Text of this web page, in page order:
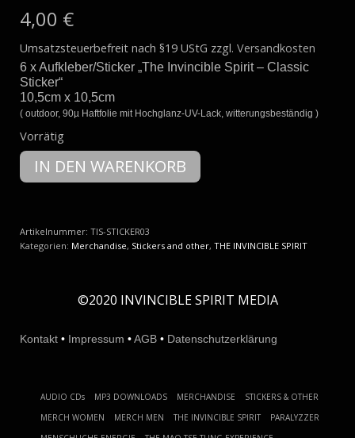
SHOP
4,00 €
Umsatzsteuerbefreit nach §19 UStG zzgl. Versandkosten
6 x Aufkleber/Sticker „The Invincible Spirit – Classic
Sticker“
10,5cm x 10,5cm
( outdoor, 90µ Haftfolie mit Hochglanz-UV-Lack, witterungsbeständig )
Vorrätig
6
Sticker/Aufkleber
Invincible
Spirit
Menge
IN DEN WARENKORB
Artikelnummer: TIS-STICKER03
Kategorien: Merchandise, Stickers and other, THE INVINCIBLE SPIRIT
©2020 INVINCIBLE SPIRIT MEDIA
Kontakt • Impressum •AGB • Datenschutzerklärung
AUDIO CDs MP3 DOWNLOADS MERCHANDISE
STICKERS & OTHER
MERCH WOMEN
MERCH MEN THE INVINCIBLE SPIRIT
PARALYZZER